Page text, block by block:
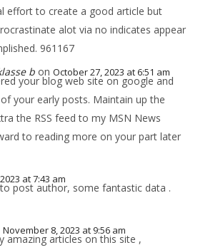
effort to create a good article but
alot via no indicates appear
961167
b on October 27, 2023 at 6:51 am
your blog web site on google and
your early posts. Maintain up the
the RSS feed to my MSN News
to reading more on your part later
at 7:43 am
post author, some fantastic data .
November 8, 2023 at 9:56 am
amazing articles on this site ,